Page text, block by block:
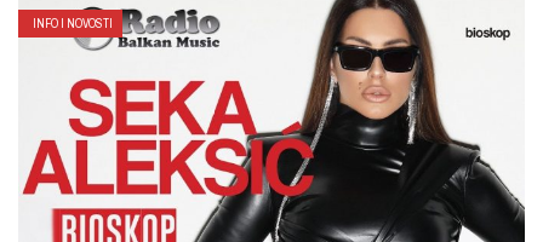
INFO I NOVOSTI